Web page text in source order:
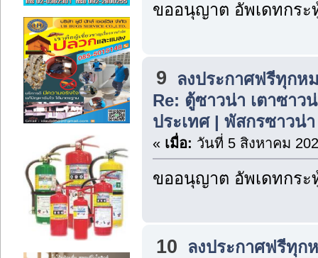
ขออนุญาต อัพเดทกระ
9
ลงประกาศฟรีทุกห
Re: ตู้ซาวน่า เตาซา
ประเทศ | พัสกรซาวน่า
« เมื่อ: วันที่ 5 สิงหาคม
ขออนุญาต อัพเดทกระ
10
ลงประกาศฟรีทุก